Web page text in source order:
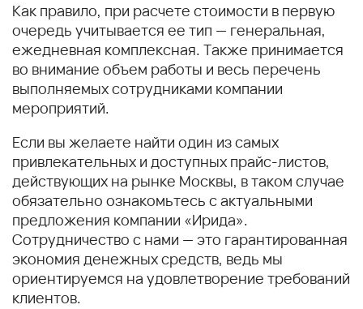
Как правило, при расчете стоимости в первую
очередь учитывается ее тип — генеральная,
ежедневная комплексная. Также принимается
во внимание объем работы и весь перечень
выполняемых сотрудниками компании
мероприятий.
Если вы желаете найти один из самых
привлекательных и доступных прайс-листов,
действующих на рынке Москвы, в таком случае
обязательно ознакомьтесь с актуальными
предложения компании «Ирида».
Сотрудничество с нами — это гарантированная
экономия денежных средств, ведь мы
ориентируемся на удовлетворение требований
клиентов.